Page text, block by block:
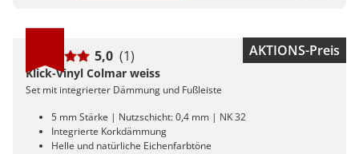
AKTIONS-Preis
5,0 (1)
Klick-Vinyl Colmar weiss
Set mit integrierter Dämmung und Fußleiste
5 mm Stärke | Nutzschicht: 0,4 mm | NK 32
Integrierte Korkdämmung
Helle und natürliche Eichenfarbtöne